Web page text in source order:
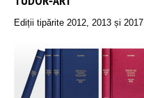
Ediții tipărite 2012, 2013 și 2017